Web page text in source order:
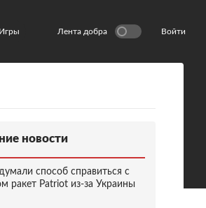
Игры Лента добра Войти
новости
способ справиться с
ракет Patriot из-за Украины